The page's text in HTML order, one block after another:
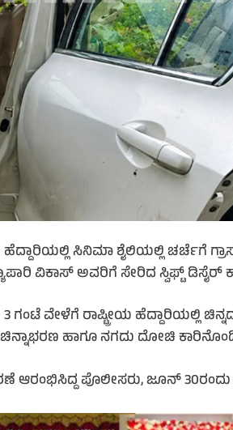
ಹೆದ್ದಾರಿಯಲ್ಲಿ ಸಿನಿಮಾ ಶೈಲಿಯಲ್ಲಿ
ವಿಕಾಸ್ ಅವರಿಗೆ ಸೇರಿದ ಸ್ವಿಫ್ಟ್ ಡಿಸೈರ್
ವೇಳೆಗೆ ರಾಷ್ಟ್ರೀಯ ಹೆದ್ದಾರಿಯಲ್ಲಿ
ಹಾಗೂ ನಗದು ದೋಚಿ
ಪೊಲೀಸರು, ಜೂನ್ 30ರಂದು